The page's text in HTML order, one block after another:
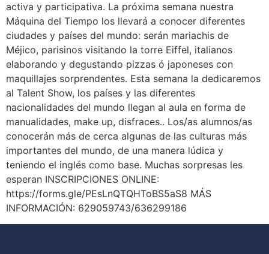
activa y participativa. La próxima semana nuestra
Máquina del Tiempo los llevará a conocer diferentes
ciudades y países del mundo: serán mariachis de
Méjico, parisinos visitando la torre Eiffel, italianos
elaborando y degustando pizzas ó japoneses con
maquillajes sorprendentes. Esta semana la dedicaremos
al Talent Show, los países y las diferentes
nacionalidades del mundo llegan al aula en forma de
manualidades, make up, disfraces.. Los/as alumnos/as
conocerán más de cerca algunas de las culturas más
importantes del mundo, de una manera lúdica y
teniendo el inglés como base. Muchas sorpresas les
esperan INSCRIPCIONES ONLINE:
https://forms.gle/PEsLnQTQHToBS5aS8 MÁS
INFORMACIÓN: 629059743/636299186